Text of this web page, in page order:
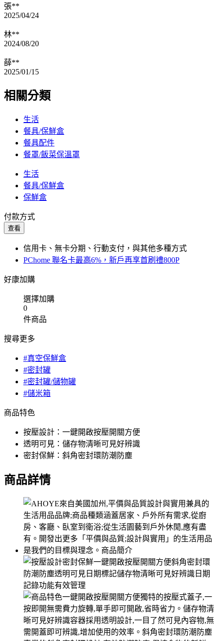
張**
2025/04/24
林**
2024/08/20
薛**
2025/01/15
相關分類
生活
餐具/保鮮盒
餐具配件
餐罩/飯菜保溫罩
生活
餐具/保鮮盒
保鮮盒
付款方式
查看
信用卡、無卡分期、行動支付，與其他多種方式
PChome 聯名卡最高6%，新戶再享首刷禮800P
好康加購
選擇加購
0
件商品
搜尋更多
#真空保鮮盒
#密封罐
#密封罐/儲物罐
#儲米箱
商品特色
按壓設計：一鍵開啟按壓開關方便
透明可見：儲存物清晰可見好辨識
密封保鮮：斜角密封環防潮防塵
商品詳情